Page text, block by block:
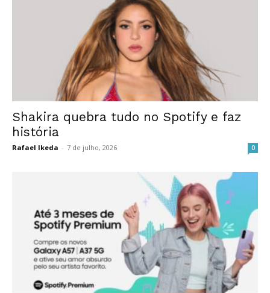
Shakira quebra tudo no Spotify e faz
história
Rafael Ikeda - 7 de julho, 2026 0